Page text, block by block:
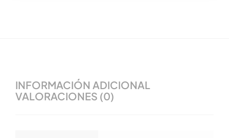
INFORMACIÓN ADICIONAL
VALORACIONES (0)